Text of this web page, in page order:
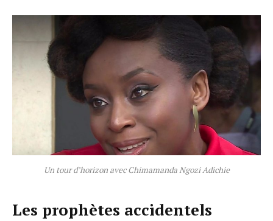
Un tour d’horizon avec Chimamanda Ngozi Adichie
Les prophètes accidentels